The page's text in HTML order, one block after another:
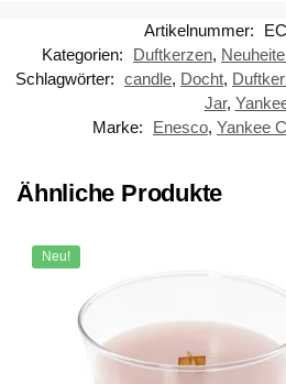
Artikelnummer:
Kategorien:
Duftkerzen,
Schlagwörter: candle, Docht,
Jar,
Marke:
Enesco, Yankee
Ähnliche Produkte
Neu!